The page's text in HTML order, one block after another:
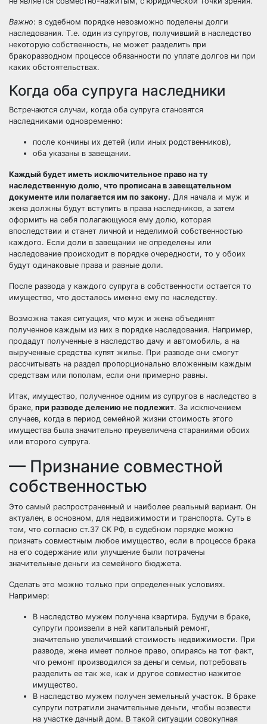
Важно: в судебном порядке невозможно поделены долги
наследования. Т.е. один из супругов, получивший в наследство
некоторую собственность, не может разделить при
бракоразводном процессе обязанности по уплате долгов ни при
каких обстоятельствах.
Когда оба супруга наследники
Встречаются случаи, когда оба супруга становятся
наследниками одновременно:
после кончины их детей (или иных родственников),
оба указаны в завещании.
Каждый будет иметь исключительное право на ту
наследственную долю, что прописана в завещательном
документе или полагается им по закону. Для начала и муж и
жена должны будут вступить в права наследников, а затем
оформить на себя полагающуюся ему долю, которая
впоследствии и станет личной и неделимой собственностью
каждого. Если доли в завещании не определены или
наследование происходит в порядке очередности, то у обоих
будут одинаковые права и равные доли.
После развода у каждого супруга в собственности остается то
имущество, что досталось именно ему по наследству.
Возможна такая ситуация, что муж и жена объединят
полученное каждым из них в порядке наследования. Например,
продадут полученные в наследство дачу и автомобиль, а на
вырученные средства купят жилье. При разводе они смогут
рассчитывать на раздел пропорционально вложенным каждым
средствам или пополам, если они примерно равны.
Итак, имущество, полученное одним из супругов в наследство в
браке, при разводе делению не подлежит. За исключением
случаев, когда в период семейной жизни стоимость этого
имущества была значительно преувеличена стараниями обоих
или второго супруга.
— Признание совместной
собственностью
Это самый распространенный и наиболее реальный вариант. Он
актуален, в основном, для недвижимости и транспорта. Суть в
том, что согласно ст.37 СК РФ, в судебном порядке можно
признать совместным любое имущество, если в процессе брака
на его содержание или улучшение были потрачены
значительные деньги из семейного бюджета.
Сделать это можно только при определенных условиях.
Например:
В наследство мужем получена квартира. Будучи в браке,
супруги произвели в ней капитальный ремонт,
значительно увеличивший стоимость недвижимости. При
разводе, жена имеет полное право, опираясь на тот факт,
что ремонт производился за деньги семьи, потребовать
разделить ее так же, как и другое совместно нажитое
имущество.
В наследство мужем получен земельный участок. В браке
супруги потратили значительные деньги, чтобы возвести
на участке дачный дом. В такой ситуации совокупная